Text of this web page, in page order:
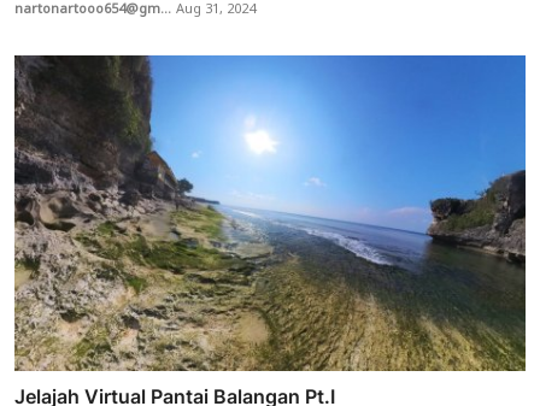
nartonartooo654@gm...Aug 31, 2024
Jelajah Virtual Pantai Balangan Pt.I